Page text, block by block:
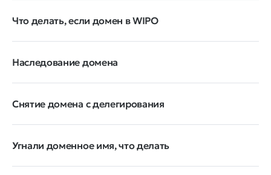
Что делать, если домен в WIPO
Наследование домена
Снятие домена с делегирования
Угнали доменное имя, что делать